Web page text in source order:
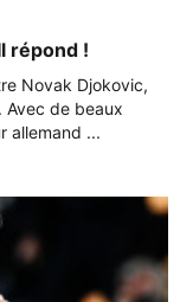
répond !
Novak Djokovic,
Avec de beaux
allemand ...